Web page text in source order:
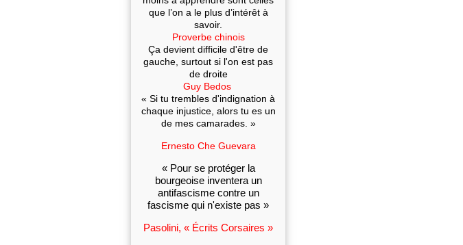
que l’on a le plus d’intérêt à
savoir.
Proverbe chinois
Ça devient difficile d'être de
gauche, surtout si l'on est pas
de droite
Guy Bedos
« Si tu trembles d'indignation à
chaque injustice, alors tu es un
de mes camarades. »
Ernesto Che Guevara
« Pour se protéger la
bourgeoise inventera un
antifascisme contre un
fascisme qui n'existe pas »
Pasolini, « Écrits Corsaires »